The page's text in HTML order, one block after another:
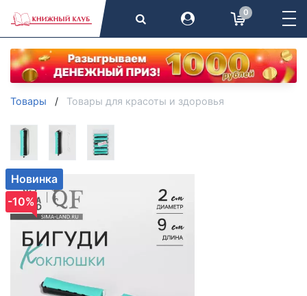
0
Товары Товары для красоты и здоровья
Новинка
-10%